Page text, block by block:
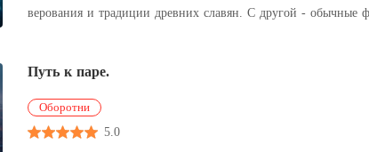
верования и традиции древних славян. С другой - обычные
Путь к паре.
Оборотни
5.0